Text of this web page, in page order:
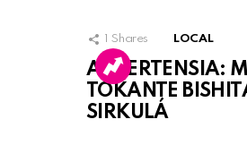
1 Shares LOCAL
ATVERTENSIA:
TOKANTE
SIRKULÁ